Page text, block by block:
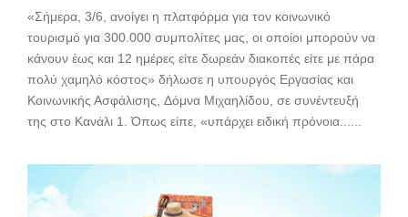
«Σήμερα, 3/6, ανοίγει η πλατφόρμα για τον κοινωνικό
τουρισμό για 300.000 συμπολίτες μας, οι οποίοι μπορούν να
κάνουν έως και 12 ημέρες είτε δωρεάν διακοπές είτε με πάρα
πολύ χαμηλό κόστος» δήλωσε η υπουργός Εργασίας και
Κοινωνικής Ασφάλισης, Δόμνα Μιχαηλίδου, σε συνέντευξή
της στο Κανάλι 1. Όπως είπε, «υπάρχει ειδική πρόνοια......